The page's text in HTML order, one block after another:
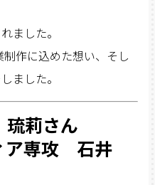
ました。
作に込めた想い、そし
ました。
莉さん
ア専攻 石井